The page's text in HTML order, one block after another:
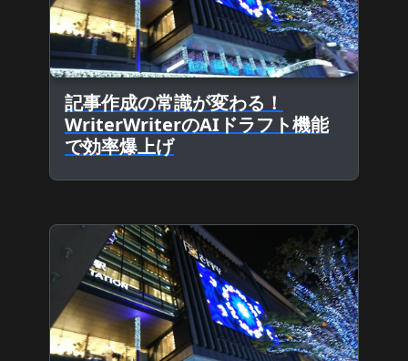
記事作成の常識が変わる！
WriterWriterのAIドラフト機能
で効率爆上げ